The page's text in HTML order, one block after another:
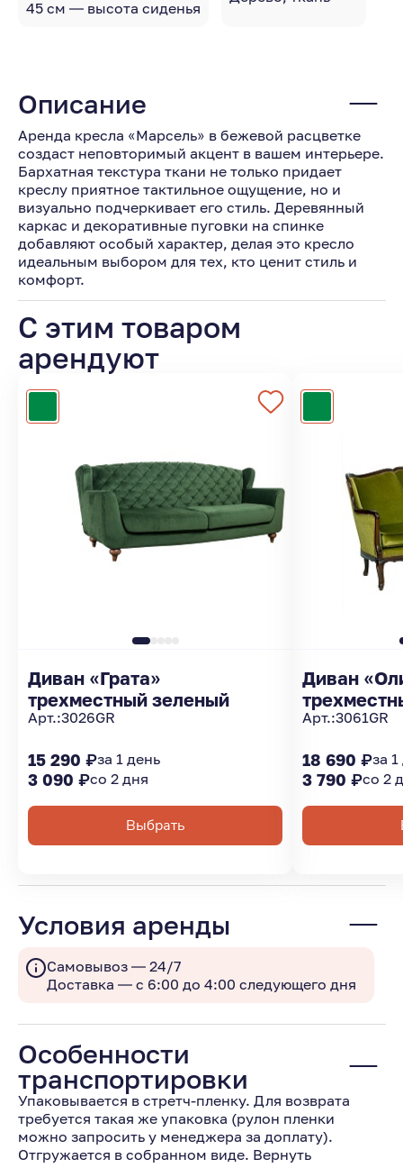
45 см — высота сиденья
Описание
Аренда кресла «Марсель» в бежевой расцветке
создаст неповторимый акцент в вашем интерьере.
Бархатная текстура ткани не только придает
креслу приятное тактильное ощущение, но и
визуально подчеркивает его стиль. Деревянный
каркас и декоративные пуговки на спинке
добавляют особый характер, делая это кресло
идеальным выбором для тех, кто ценит стиль и
комфорт.
С этим товаром
арендуют
Диван «Грата»
трехместный зеленый
Арт.:3026GR
15 290 ₽за 1 день
3 090 ₽со 2 дня
Выбрать
Диван
Арт.:3061GR
18 690 ₽за
3 790 ₽со 2
Условия аренды
Самовывоз — 24/7
Доставка — с 6:00 до 4:00 следующего дня
Особенности
транспортировки
Упаковывается в стретч-пленку. Для возврата
требуется такая же упаковка (рулон пленки
можно запросить у менеджера за доплату).
Отгружается в собранном виде. Вернуть